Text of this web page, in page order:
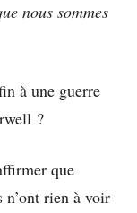
nous sommes
à une guerre
?
que
n’ont rien à voir